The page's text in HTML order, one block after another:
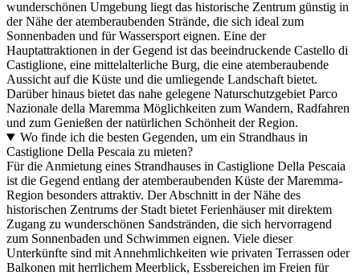
wunderschönen Umgebung liegt das historische Zentrum günstig in
der Nähe der atemberaubenden Strände, die sich ideal zum
Sonnenbaden und für Wassersport eignen. Eine der
Hauptattraktionen in der Gegend ist das beeindruckende Castello di
Castiglione, eine mittelalterliche Burg, die eine atemberaubende
Aussicht auf die Küste und die umliegende Landschaft bietet.
Darüber hinaus bietet das nahe gelegene Naturschutzgebiet Parco
Nazionale della Maremma Möglichkeiten zum Wandern, Radfahren
und zum Genießen der natürlichen Schönheit der Region.
Wo finde ich die besten Gegenden, um ein Strandhaus in
Castiglione Della Pescaia zu mieten?
Für die Anmietung eines Strandhauses in Castiglione Della Pescaia
ist die Gegend entlang der atemberaubenden Küste der Maremma-
Region besonders attraktiv. Der Abschnitt in der Nähe des
historischen Zentrums der Stadt bietet Ferienhäuser mit direktem
Zugang zu wunderschönen Sandstränden, die sich hervorragend
zum Sonnenbaden und Schwimmen eignen. Viele dieser
Unterkünfte sind mit Annehmlichkeiten wie privaten Terrassen oder
Balkonen mit herrlichem Meerblick, Essbereichen im Freien für